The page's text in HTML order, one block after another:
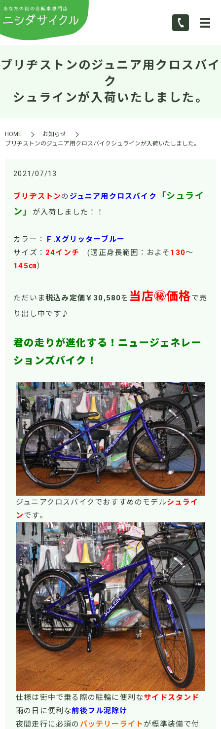
ブリヂストンのジュニア用クロスバイ
ク
シュラインが入荷いたしました。
HOME
お知らせ
ブリヂストンのジュニア用クロスバイクシュラインが入荷いたしました。
2021/07/13
ブリヂストンの ジュニア用クロスバイク
「シュライ
ン」
が入荷しました！！
カラー：
Ｆ.Xグリッターブルー
サイズ： 24インチ (適正身長範囲：およそ 130～
145㎝）
ただいま税込み定価￥30,580を 当店㊙価格 で売
り出し中です♪
君の走りが進化する！ニュージェネレー
ションズバイク！
ジュニアクロスバイクでおすすめのモデルシュライ
ンです。
仕様は街中で乗る際の駐輪に便利なサイドスタンド
雨の日に便利な前後フル泥除け
夜間走行に必須の バッテリーライト が標準装備で付